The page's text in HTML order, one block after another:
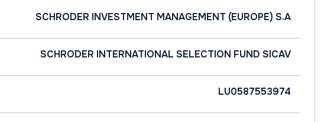
SCHRODER INVESTMENT MANAGEMENT (EUROPE) S.A
SCHRODER INTERNATIONAL SELECTION FUND SICAV
LU0587553974